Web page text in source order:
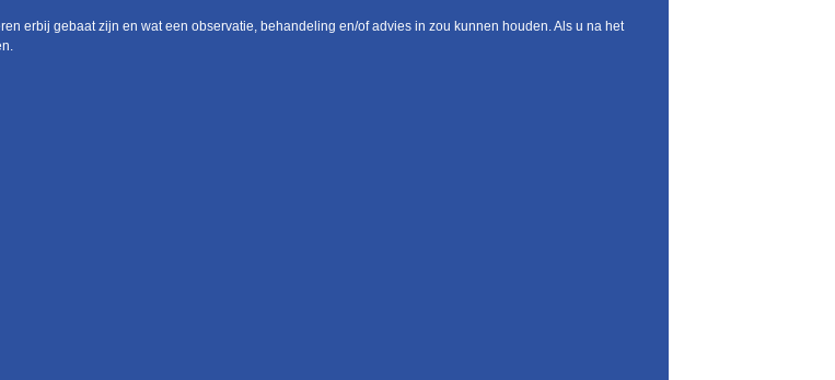
erbij gebaat zijn en wat een observatie, behandeling en/of advies in zou kunnen houden. Als u na het